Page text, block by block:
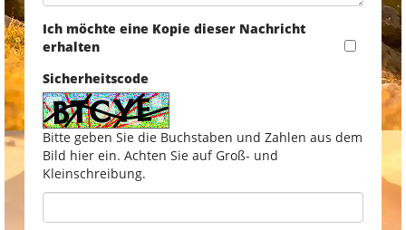
Ich möchte eine Kopie dieser Nachricht
erhalten
Sicherheitscode
Bitte geben Sie die Buchstaben und Zahlen aus dem
Bild hier ein. Achten Sie auf Groß- und
Kleinschreibung.